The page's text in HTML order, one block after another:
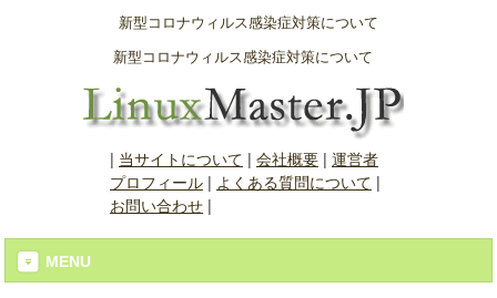
新型コロナウィルス感染症対策について
新型コロナウィルス感染症対策について
| 当サイトについて | 会社概要| 運営者
プロフィール| よくある質問について |
お問い合わせ|
MENU